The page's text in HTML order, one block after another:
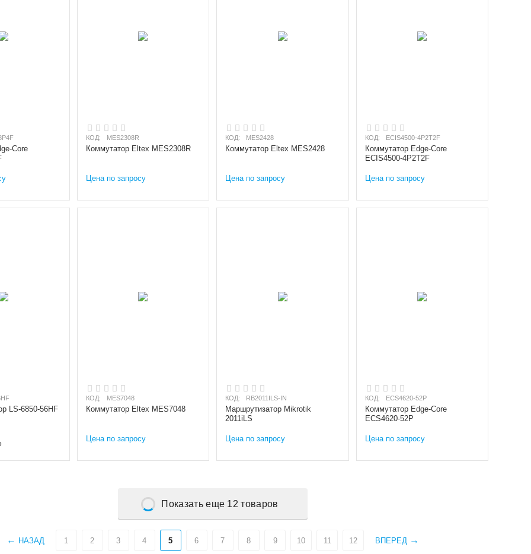
Core
КОД: MES2308R
Коммутатор Eltex MES2308R
Цена по запросу
КОД: MES2428
Коммутатор Eltex MES2428
Цена по запросу
КОД: ECIS4500-4P2T2F
Коммутатор Edge-Core
ECIS4500-4P2T2F
Цена по запросу
LS-6850-56HF
КОД: MES7048
Коммутатор Eltex MES7048
Цена по запросу
КОД: RB2011ILS-IN
Маршрутизатор Mikrotik
2011iLS
Цена по запросу
КОД: ECS4620-52P
Коммутатор Edge-Core
ECS4620-52P
Цена по запросу
Показать еще 12 товаров
НАЗАД 1 2 3 4 5 6 7 8 9 10 11 12 ВПЕРЕД